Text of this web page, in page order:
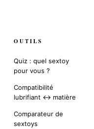
OUTILS
Quiz : quel sextoy
pour vous ?
Compatibilité
lubrifiant ↔ matière
Comparateur de
sextoys